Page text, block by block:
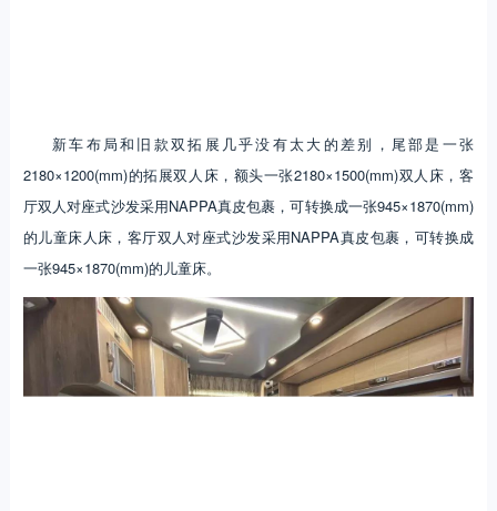
新车布局和旧款双拓展几乎没有太大的差别，尾部是一张
2180×1200(mm)的拓展双人床，额头一张2180×1500(mm)双人床，客
厅双人对座式沙发采用NAPPA真皮包裹，可转换成一张945×1870(mm)
的儿童床人床，客厅双人对座式沙发采用NAPPA真皮包裹，可转换成
一张945×1870(mm)的儿童床。